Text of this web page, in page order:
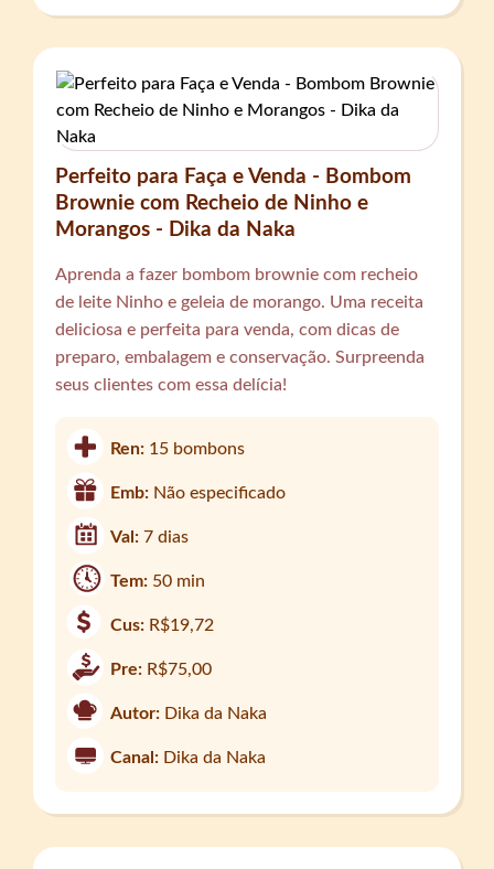
Perfeito para Faça e Venda - Bombom
Brownie com Recheio de Ninho e
Morangos - Dika da Naka
Aprenda a fazer bombom brownie com recheio
de leite Ninho e geleia de morango. Uma receita
deliciosa e perfeita para venda, com dicas de
preparo, embalagem e conservação. Surpreenda
seus clientes com essa delícia!
Ren: 15 bombons
Emb: Não especificado
Val:7 dias
Tem: 50 min
Cus: R$19,72
Pre: R$75,00
Autor: Dika da Naka
Canal: Dika da Naka